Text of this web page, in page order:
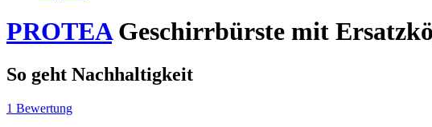
PROTEAGeschirrbürste mit
So geht Nachhaltigkeit
1 Bewertung